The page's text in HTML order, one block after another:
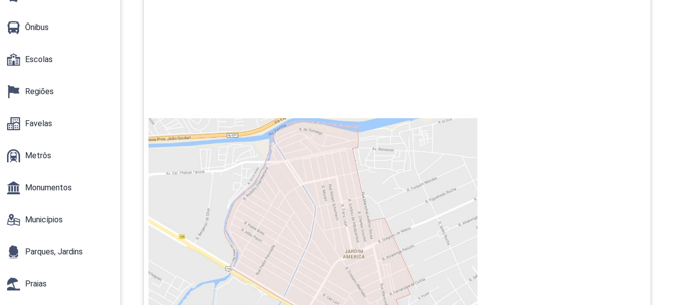
Ônibus
Escolas
Regiões
Favelas
Metrôs
Monumentos
Municípios
Parques, Jardins
Praias